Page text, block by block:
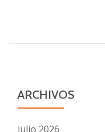
ARCHIVOS
julio 2026